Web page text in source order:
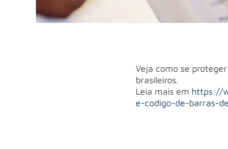
Veja como se
brasileiros.
Leia mais em https://
e-codigo-de-barras-